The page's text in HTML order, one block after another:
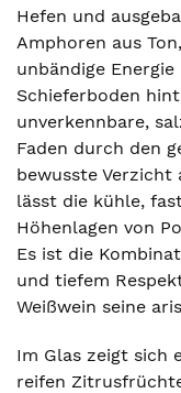
Hefen und
Amphoren aus
unbändige
Schieferboden
unverkennbare,
Faden durch den
bewusste Verzicht
lässt die kühle,
Höhenlagen von
Es ist die
und tiefem
Weißwein seine
Im Glas zeigt sich
reifen